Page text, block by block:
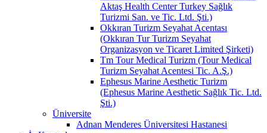
Aktaş Health Center Turkey Sağlık
Turizmi San. ve Tic. Ltd. Şti.)
Okkıran Turizm Seyahat Acentası
(Okkıran Tur Turizm Seyahat
Organizasyon ve Ticaret Limited Şirketi)
Tm Tour Medical Turizm (Tour Medical
Turizm Seyahat Acentesi Tic. A.Ş.)
Ephesus Marine Aesthetic Turizm
(Ephesus Marine Aesthetic Sağlık Tic. Ltd.
Şti.)
Üniversite
Adnan Menderes Üniversitesi Hastanesi